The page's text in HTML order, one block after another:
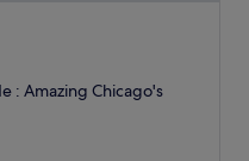
: Amazing Chicago's